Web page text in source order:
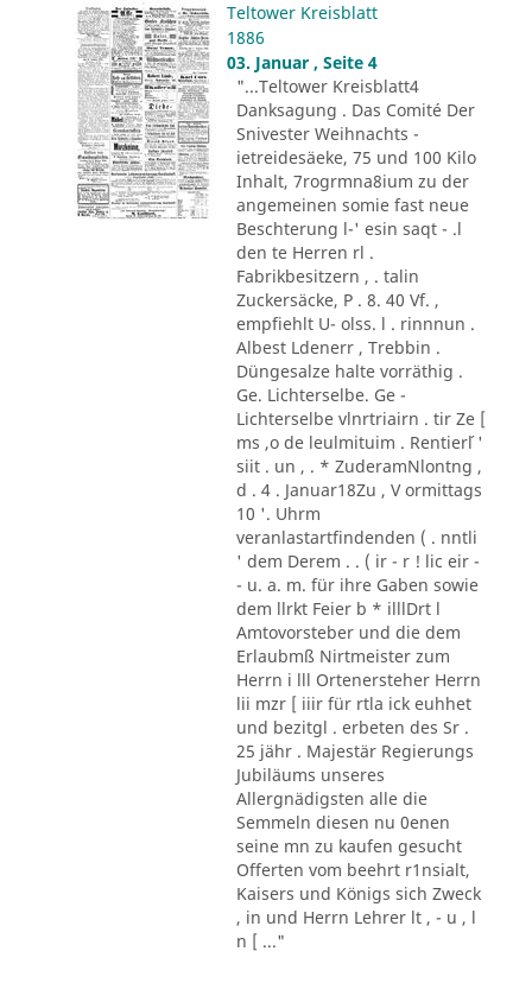
Teltower Kreisblatt
1886
03. Januar , Seite 4
"...Teltower Kreisblatt4
Danksagung . Das Comité Der
Snivester Weihnachts -
ietreidesäeke, 75 und 100 Kilo
Inhalt, 7rogrmna8ium zu der
angemeinen somie fast neue
Beschterung l-' esin saqt - .l
den te Herren rl .
Fabrikbesitzern , . talin
Zuckersäcke, P . 8. 40 Vf. ,
empfiehlt U- olss. l . rinnnun .
Albest Ldenerr , Trebbin .
Düngesalze halte vorräthig .
Ge. Lichterselbe. Ge -
Lichterselbe vlnrtriairn . tir Ze [
ms ,o de leulmituim . Rentier´l '
siit . un , . * ZuderamNlontng ,
d . 4 . Januar18Zu , V ormittags
10 '. Uhrm
veranlastartfindenden ( . nntli
' dem Derem . . ( ir - r ! lic eir -
- u. a. m. für ihre Gaben sowie
dem llrkt Feier b * illlDrt l
Amtovorsteber und die dem
Erlaubmß Nirtmeister zum
Herrn i lll Ortenersteher Herrn
lii mzr [ iiir für rtla ick euhhet
und bezitgl . erbeten des Sr .
25 jähr . Majestär Regierungs
Jubiläums unseres
Allergnädigsten alle die
Semmeln diesen nu 0enen
seine mn zu kaufen gesucht
Offerten vom beehrt r1nsialt,
Kaisers und Königs sich Zweck
, in und Herrn Lehrer lt , - u , l
n [ ..."